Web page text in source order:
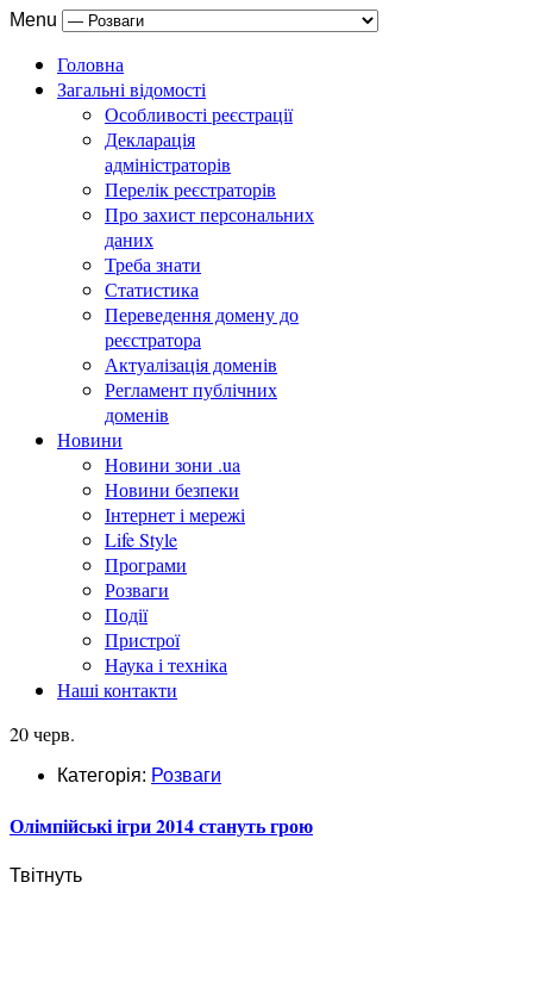
Menu
Головна
Загальні відомості
Особливості реєстрації
Декларація
адміністраторів
Перелік реєстраторів
Про захист персональних
даних
Треба знати
Статистика
Переведення домену до
реєстратора
Актуалізація доменів
Регламент публічних
доменів
Новини
Новини зони .ua
Новини безпеки
Інтернет і мережі
Life Style
Програми
Розваги
Події
Пристрої
Наука і техніка
Наші контакти
20 черв.
Категорія: Розваги
Олімпійські ігри 2014 стануть грою
Твітнуть